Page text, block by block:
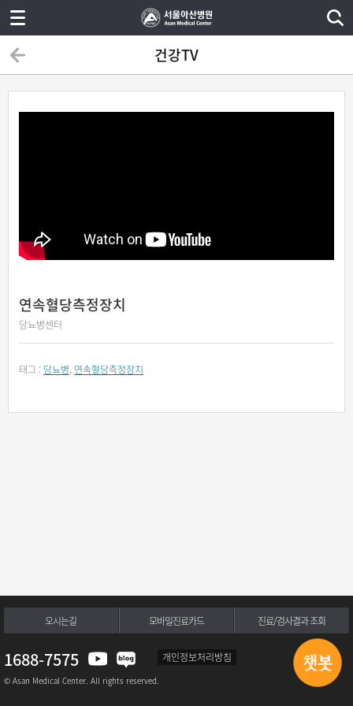
건강TV
연속혈당측정장치
당뇨병센터
태그 : 당뇨병, 연속혈당측정장치
오시는길 모바일진료카드 진료/검사결과 조회
1688-7575 개인정보처리방침
© Asan Medical Center. All rights reserved.